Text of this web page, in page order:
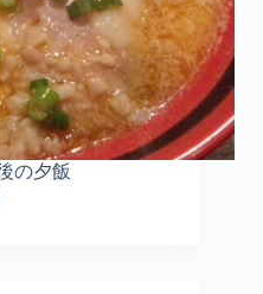
の夕飯